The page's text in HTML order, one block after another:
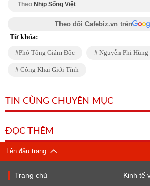
Theo Nhịp Sống Việt
Theo dõi Cafebiz.vn trên
Từ khóa:
Phó Tổng Giám Đốc Nguyễn Phi Hùng
Công Khai Giới Tính
TIN CÙNG CHUYÊN MỤC
ĐỌC THÊM
Lên đầu trang
Trang chủ Kinh tế